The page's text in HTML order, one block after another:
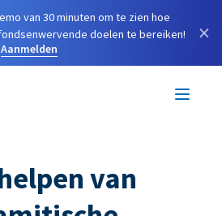
van 30 minuten om te zien hoe
doelen te bereiken!
Aanmelden
×
van